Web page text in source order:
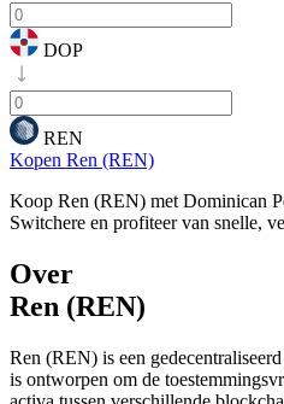
DOP
REN
Kopen Ren (REN)
Koop Ren (REN) met Dominican
Switchere en profiteer van snelle,
Over
Ren (REN)
Ren (REN) is een
is ontworpen om de